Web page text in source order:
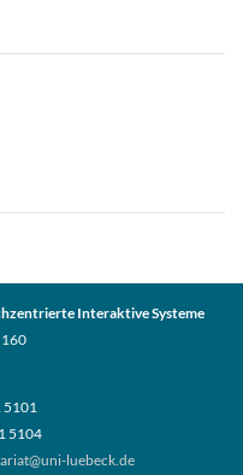
Interaktive Systeme
160
5101
5104
luebeck.de